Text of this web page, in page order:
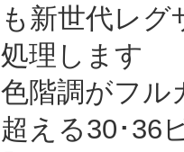
も新世代レ
処理します
色階調がフル
超える30･36